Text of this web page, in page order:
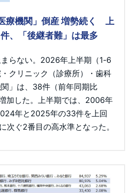
療機関」倒産 増勢続く 上
、「後継者難」は最多
らない。2026年上半期（1-6
クリニック（診療所）・歯科
」は、38件（前年同期比
加した。上半期では、2006年
年と2025年の33件を上回
次ぐ2番目の高水準となった。